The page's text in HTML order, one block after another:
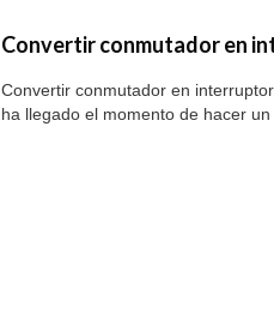
Convertir conmutador en
Convertir conmutador en
ha llegado el momento de hacer